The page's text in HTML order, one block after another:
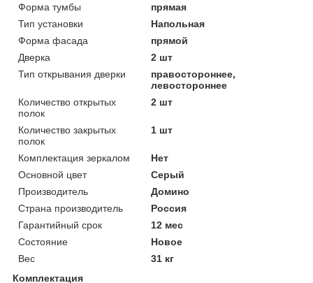
Форма тумбы
прямая
Тип установки
Напольная
Форма фасада
прямой
Дверка
2 шт
Тип открывания дверки
правостороннее,
левостороннее
Количество открытых
полок
2 шт
Количество закрытых
полок
1 шт
Комплектация зеркалом
Нет
Основной цвет
Серый
Производитель
Домино
Страна производитель
Россия
Гарантийный срок
12 мес
Состояние
Новое
Вес
31 кг
Комплектация